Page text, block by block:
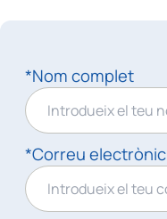
*Nom complet
*Correu electrònic